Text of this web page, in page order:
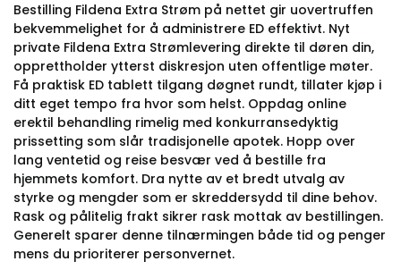
Bestilling Fildena Extra Strøm på nettet gir uovertruffen
bekvemmelighet for å administrere ED effektivt. Nyt
private Fildena Extra Strømlevering direkte til døren din,
opprettholder ytterst diskresjon uten offentlige møter.
Få praktisk ED tablett tilgang døgnet rundt, tillater kjøp i
ditt eget tempo fra hvor som helst. Oppdag online
erektil behandling rimelig med konkurransedyktig
prissetting som slår tradisjonelle apotek. Hopp over
lang ventetid og reise besvær ved å bestille fra
hjemmets komfort. Dra nytte av et bredt utvalg av
styrke og mengder som er skreddersydd til dine behov.
Rask og pålitelig frakt sikrer rask mottak av bestillingen.
Generelt sparer denne tilnærmingen både tid og penger
mens du prioriterer personvernet.